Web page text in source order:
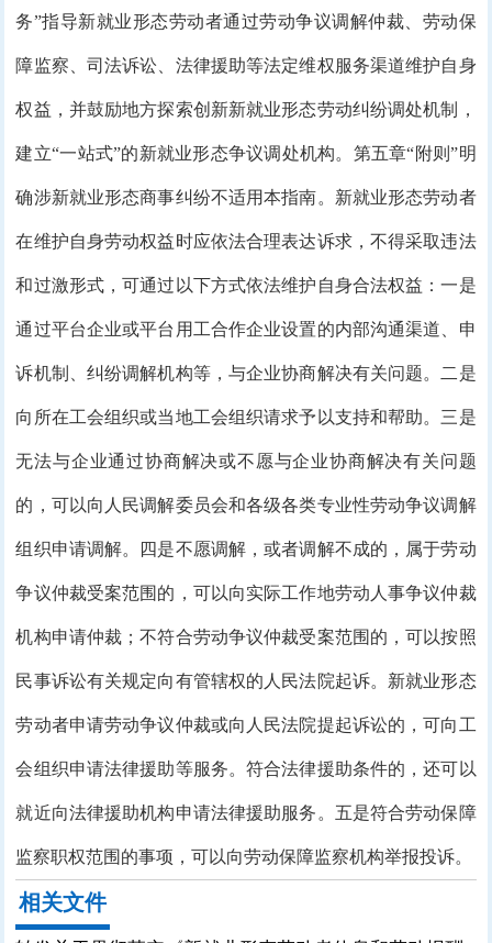
务”指导新就业形态劳动者通过劳动争议调解仲裁、劳动保
障监察、司法诉讼、法律援助等法定维权服务渠道维护自身
权益，并鼓励地方探索创新新就业形态劳动纠纷调处机制，
建立“一站式”的新就业形态争议调处机构。第五章“附则”明
确涉新就业形态商事纠纷不适用本指南。新就业形态劳动者
在维护自身劳动权益时应依法合理表达诉求，不得采取违法
和过激形式，可通过以下方式依法维护自身合法权益：一是
通过平台企业或平台用工合作企业设置的内部沟通渠道、申
诉机制、纠纷调解机构等，与企业协商解决有关问题。二是
向所在工会组织或当地工会组织请求予以支持和帮助。三是
无法与企业通过协商解决或不愿与企业协商解决有关问题
的，可以向人民调解委员会和各级各类专业性劳动争议调解
组织申请调解。四是不愿调解，或者调解不成的，属于劳动
争议仲裁受案范围的，可以向实际工作地劳动人事争议仲裁
机构申请仲裁；不符合劳动争议仲裁受案范围的，可以按照
民事诉讼有关规定向有管辖权的人民法院起诉。新就业形态
劳动者申请劳动争议仲裁或向人民法院提起诉讼的，可向工
会组织申请法律援助等服务。符合法律援助条件的，还可以
就近向法律援助机构申请法律援助服务。五是符合劳动保障
监察职权范围的事项，可以向劳动保障监察机构举报投诉。
相关文件